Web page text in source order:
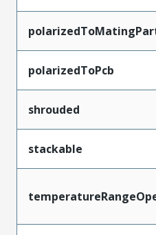
polarizedToPcb
shrouded
stackable